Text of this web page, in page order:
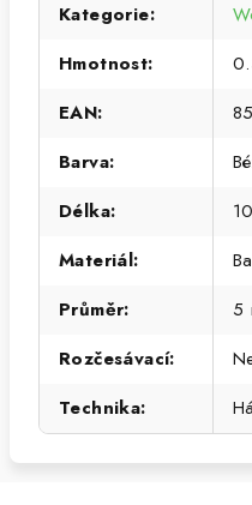
Kategorie:
Hmotnost:
EAN:
Barva:
Délka:
Materiál:
Průměr:
5
Rozčesávací:
Technika: